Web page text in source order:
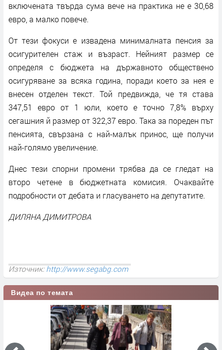
включената твърда сума вече на практика не е 30,68
евро, а малко повече.
От тези фокуси е извадена минималната пенсия за
осигурителен стаж и възраст. Нейният размер се
определя с бюджета на държавното обществено
осигуряване за всяка година, поради което за нея е
внесен отделен текст. Той предвижда, че тя става
347,51 евро от 1 юли, което е точно 7,8% върху
сегашния й размер от 322,37 евро. Така за пореден път
пенсията, свързана с най-малък принос, ще получи
най-голямо увеличение.
Днес тези спорни промени трябва да се гледат на
второ четене в бюджетната комисия. Очаквайте
подробности от дебата и гласуването на депутатите.
ДИЛЯНА ДИМИТРОВА
Източник:http://www.segabg.com
Видеа по темата